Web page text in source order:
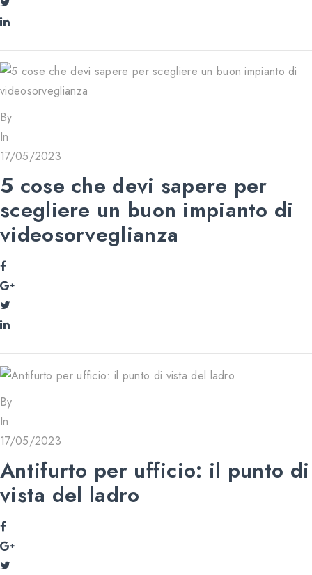
By
In
17/05/2023
5 cose che devi sapere per
scegliere un buon impianto di
videosorveglianza
By
In
17/05/2023
Antifurto per ufficio: il punto di
vista del ladro